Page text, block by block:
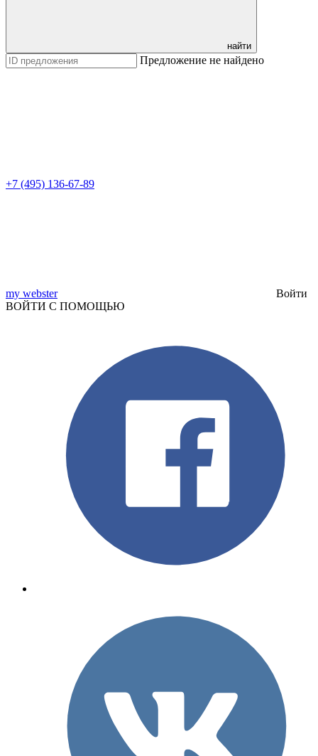
найти
Предложение не найдено
+7 (495) 136-67-89
my webster
Войти
ВОЙТИ С ПОМОЩЬЮ